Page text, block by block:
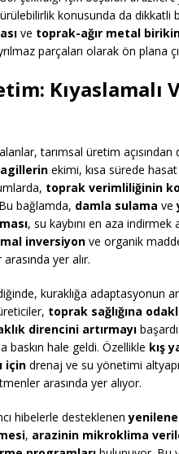
konusunda da dikkatli
ve toprak-ağır metal
parçaları olarak ön plana
tarımsal üretim açısından
ekimi, kısa sürede
toprak verimliliğinin
bağlamda, damla sulama ve
, su kaybını en aza indirmek
inversiyon ve organik
yer alır.
kuraklığa adaptasyonun
toprak sağlığına
direncini artırmayı
hale geldi. Özellikle kış
için drenaj ve su yönetimi
arasında yer alıyor.
hibelerle desteklenen
, arazinin mikroklima